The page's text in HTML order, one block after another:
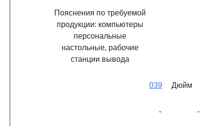
Пояснения по требуемой
продукции: компьютеры
персональные
настольные, рабочие
станции вывода
039 Дюйм
- -